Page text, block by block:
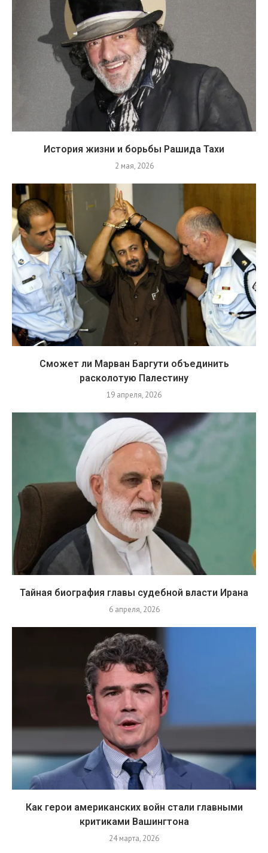
История жизни и борьбы Рашида Тахи
2 мая, 2026
Сможет ли Марван Баргути объединить
расколотую Палестину
19 апреля, 2026
Тайная биография главы судебной власти Ирана
6 апреля, 2026
Как герои американских войн стали главными
критиками Вашингтона
24 марта, 2026